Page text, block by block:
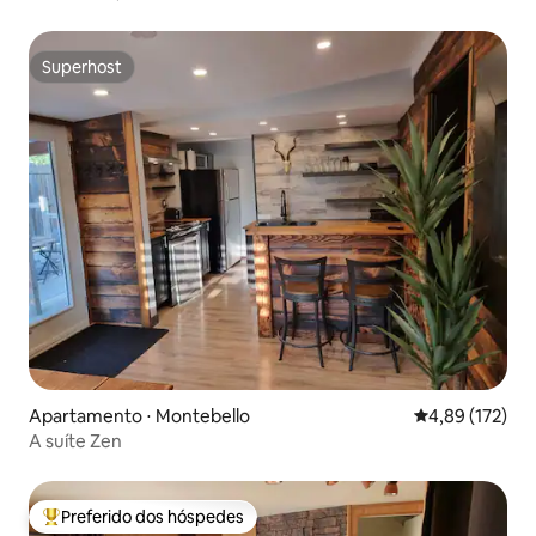
Superhost
Superhost
Apartamento ⋅ Montebello 4,89 de uma
4,89 (172)
A suíte Zen
Entre os melhores preferidos dos hóspedes
Preferido dos hóspedes